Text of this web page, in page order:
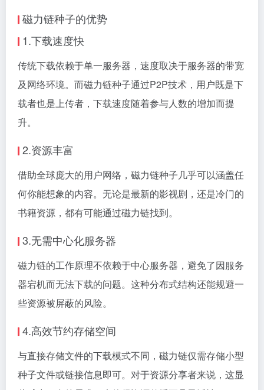
磁力链种子的优势
1.下载速度快
传统下载依赖于单一服务器，速度取决于服务器的带宽
及网络环境。而磁力链种子通过P2P技术，用户既是下
载者也是上传者，下载速度随着参与人数的增加而提
升。
2.资源丰富
借助全球庞大的用户网络，磁力链种子几乎可以涵盖任
何你能想象的内容。无论是最新的影视剧，还是冷门的
书籍资源，都有可能通过磁力链找到。
3.无需中心化服务器
磁力链的工作原理不依赖于中心服务器，避免了因服务
器宕机而无法下载的问题。这种分布式结构还能规避一
些资源被屏蔽的风险。
4.高效节约存储空间
与直接存储文件的下载模式不同，磁力链仅需存储小型
种子文件或链接信息即可。对于资源分享者来说，这显